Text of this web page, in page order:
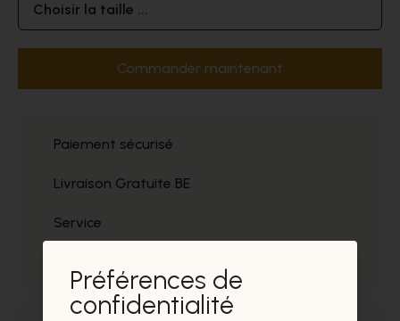
Choisir la taille ...
Commander maintenant
Paiement sécurisé
Livraison Gratuite BE
Service
Préférences de
confidentialité